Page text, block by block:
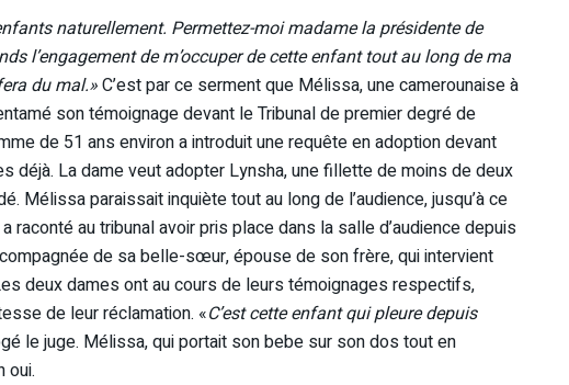
naturellement. Permettez-moi madame la présidente de
l’engagement de m’occuper de cette enfant tout au long de ma
du mal.»C’est par ce serment que Mélissa, une camerounaise à
son témoignage devant le Tribunal de premier degré de
de 51 ans environ a introduit une requête en adoption devant
déjà. La dame veut adopter Lynsha, une fillette de moins de deux
Mélissa paraissait inquiète tout au long de l’audience, jusqu’à ce
raconté au tribunal avoir pris place dans la salle d’audience depuis
de sa belle-sœur, épouse de son frère, qui intervient
deux dames ont au cours de leurs témoignages respectifs,
de leur réclamation. «C’est cette enfant qui pleure depuis
le juge. Mélissa, qui portait son bebe sur son dos tout en
oui.